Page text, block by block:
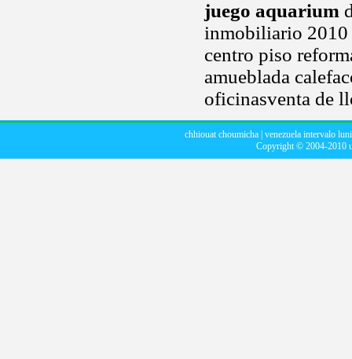
juego aquarium
inmobiliario 2010
centro piso
amueblada
oficinasventa de
chhiouat choumicha| venezuela intervalo
Copyright © 2004-2010